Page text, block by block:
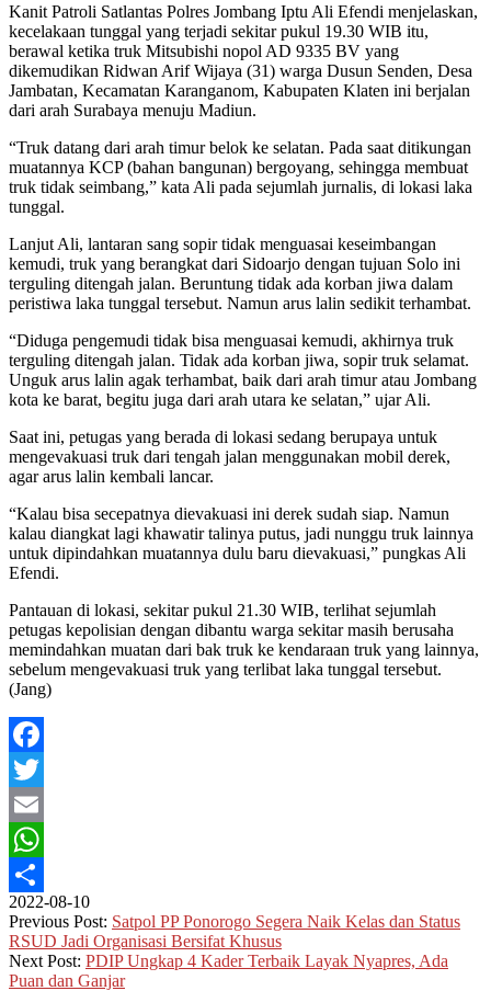
Kanit Patroli Satlantas Polres Jombang Iptu Ali Efendi menjelaskan,
kecelakaan tunggal yang terjadi sekitar pukul 19.30 WIB itu,
berawal ketika truk Mitsubishi nopol AD 9335 BV yang
dikemudikan Ridwan Arif Wijaya (31) warga Dusun Senden, Desa
Jambatan, Kecamatan Karanganom, Kabupaten Klaten ini berjalan
dari arah Surabaya menuju Madiun.
“Truk datang dari arah timur belok ke selatan. Pada saat ditikungan
muatannya KCP (bahan bangunan) bergoyang, sehingga membuat
truk tidak seimbang,” kata Ali pada sejumlah jurnalis, di lokasi laka
tunggal.
Lanjut Ali, lantaran sang sopir tidak menguasai keseimbangan
kemudi, truk yang berangkat dari Sidoarjo dengan tujuan Solo ini
terguling ditengah jalan. Beruntung tidak ada korban jiwa dalam
peristiwa laka tunggal tersebut. Namun arus lalin sedikit terhambat.
“Diduga pengemudi tidak bisa menguasai kemudi, akhirnya truk
terguling ditengah jalan. Tidak ada korban jiwa, sopir truk selamat.
Unguk arus lalin agak terhambat, baik dari arah timur atau Jombang
kota ke barat, begitu juga dari arah utara ke selatan,” ujar Ali.
Saat ini, petugas yang berada di lokasi sedang berupaya untuk
mengevakuasi truk dari tengah jalan menggunakan mobil derek,
agar arus lalin kembali lancar.
“Kalau bisa secepatnya dievakuasi ini derek sudah siap. Namun
kalau diangkat lagi khawatir talinya putus, jadi nunggu truk lainnya
untuk dipindahkan muatannya dulu baru dievakuasi,” pungkas Ali
Efendi.
Pantauan di lokasi, sekitar pukul 21.30 WIB, terlihat sejumlah
petugas kepolisian dengan dibantu warga sekitar masih berusaha
memindahkan muatan dari bak truk ke kendaraan truk yang lainnya,
sebelum mengevakuasi truk yang terlibat laka tunggal tersebut.
(Jang)
Facebook
Twitter
Email
WhatsApp
Share
2022-08-10
Previous Post: Satpol PP Ponorogo Segera Naik Kelas dan Status
RSUD Jadi Organisasi Bersifat Khusus
Next Post: PDIP Ungkap 4 Kader Terbaik Layak Nyapres, Ada
Puan dan Ganjar